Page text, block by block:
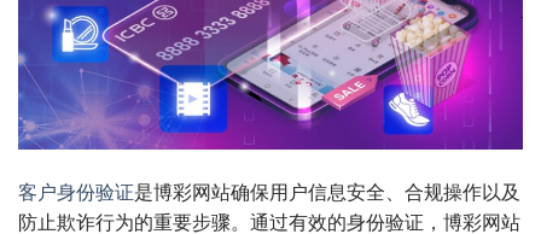
客户身份验证是博彩网站确保用户信息安全、合规操作以及
防止欺诈行为的重要步骤。通过有效的身份验证，博彩网站